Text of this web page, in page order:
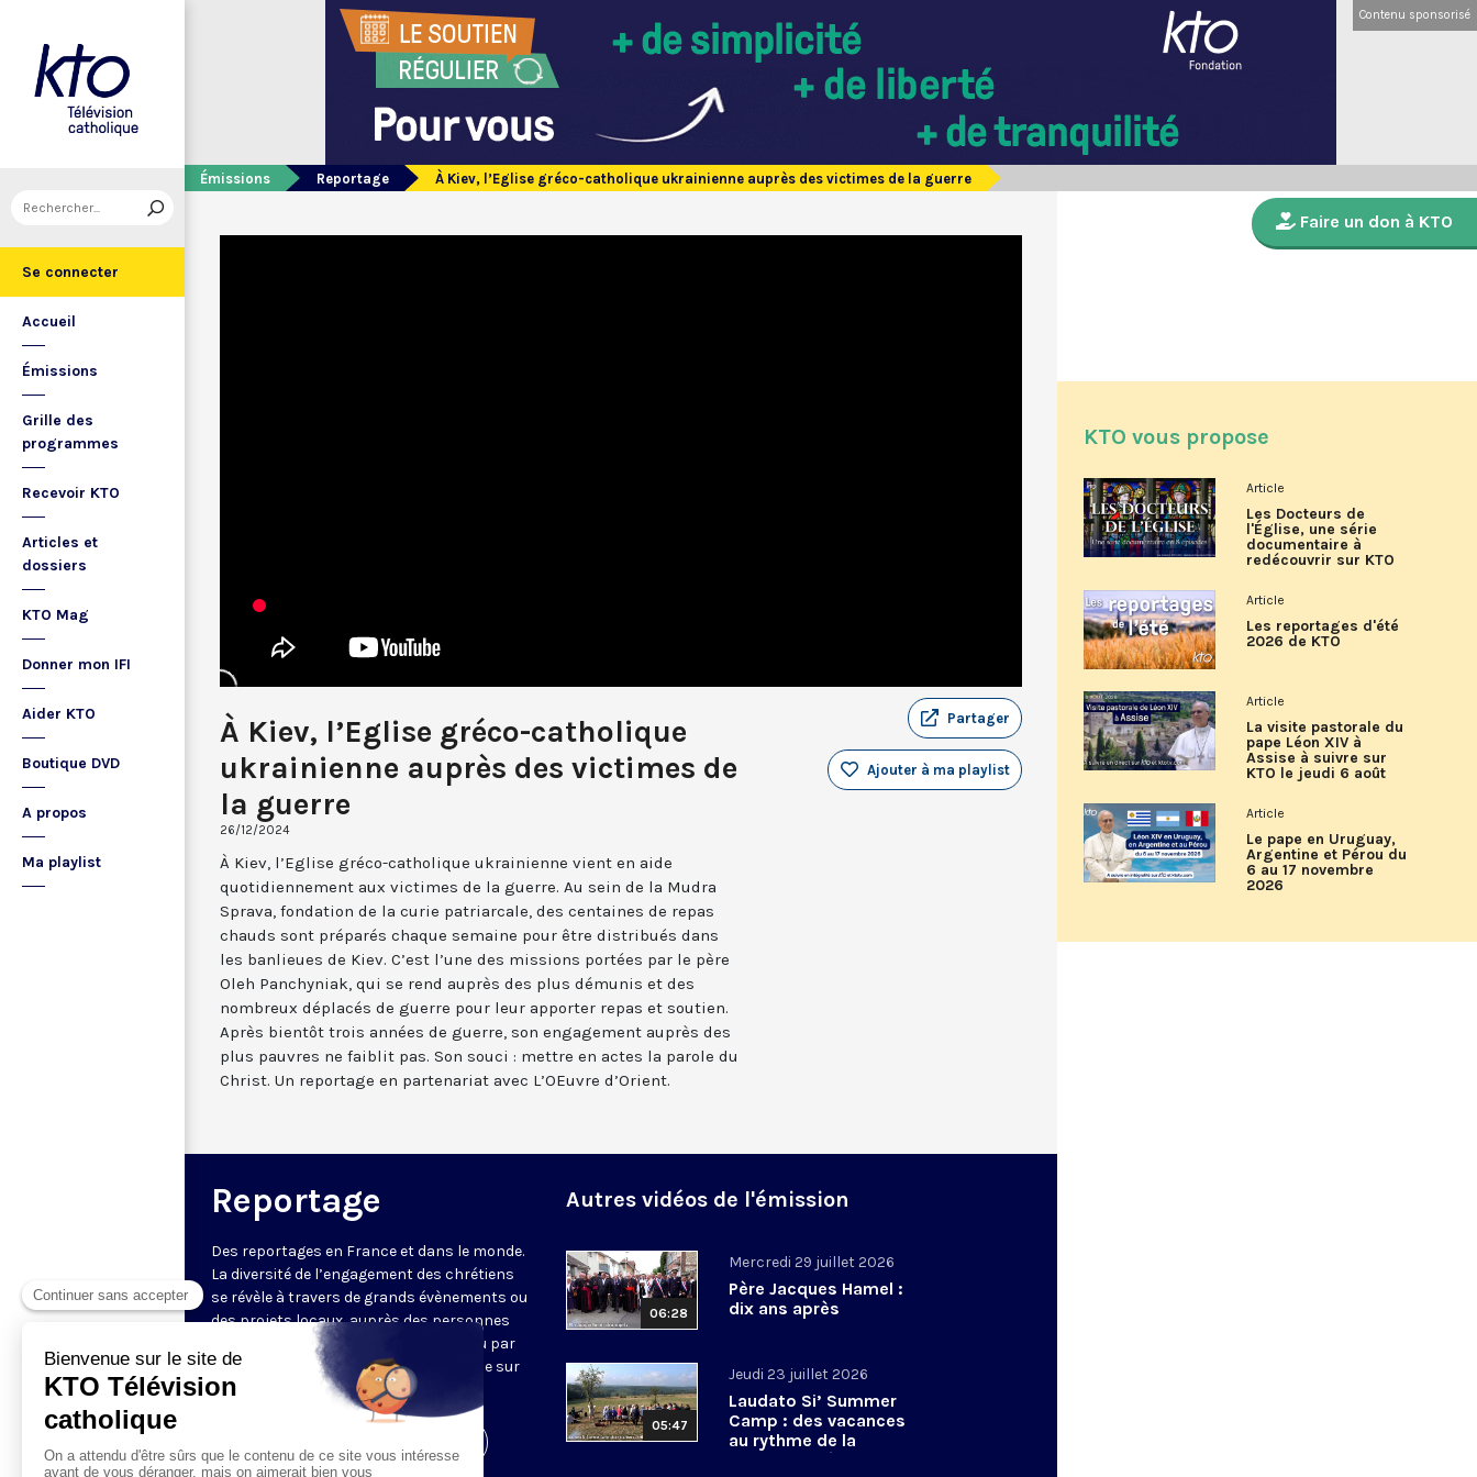
Se connecter
Accueil
Émissions
Grille des
programmes
Recevoir KTO
Articles et
dossiers
KTO Mag
Donner mon IFI
Aider KTO
Boutique DVD
A propos
Ma playlist
Contenu sponsorisé
Émissions Reportage À Kiev, l’Eglise gréco-catholique ukrainienne auprès des victimes de la guerre
À Kiev, l’Eglise gréco-catholique
ukrainienne auprès des victimes de
la guerre
26/12/2024
Partager
Ajouter à ma playlist
À Kiev, l’Eglise gréco-catholique ukrainienne vient en aide
quotidiennement aux victimes de la guerre. Au sein de la Mudra
Sprava, fondation de la curie patriarcale, des centaines de repas
chauds sont préparés chaque semaine pour être distribués dans
les banlieues de Kiev. C’est l’une des missions portées par le père
Oleh Panchyniak, qui se rend auprès des plus démunis et des
nombreux déplacés de guerre pour leur apporter repas et soutien.
Après bientôt trois années de guerre, son engagement auprès des
plus pauvres ne faiblit pas. Son souci : mettre en actes la parole du
Christ. Un reportage en partenariat avec L’OEuvre d’Orient.
Reportage
Des reportages en France et dans le monde.
La diversité de l’engagement des chrétiens
se révèle à travers de grands évènements ou
des projets locaux, auprès des personnes
fragiles, au service du Bien commun ou par
l’évangélisation. Un regard d’espérance sur
le monde.
Autres vidéos de l'émission
06:28
Mercredi 29 juillet 2026
Père Jacques Hamel :
dix ans après
05:47
Jeudi 23 juillet 2026
Laudato Si’ Summer
Camp : des vacances
au rythme de la
conversion écologique
Faire un don à KTO
KTO vous propose
Article
Les Docteurs de
l'Église, une série
documentaire à
redécouvrir sur KTO
Article
Les reportages d'été
2026 de KTO
Article
La visite pastorale du
pape Léon XIV à
Assise à suivre sur
KTO le jeudi 6 août
Article
Le pape en Uruguay,
Argentine et Pérou du
6 au 17 novembre
2026